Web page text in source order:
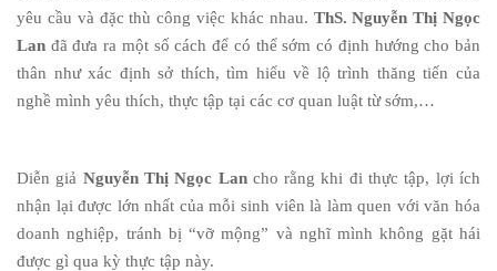
yêu cầu và đặc thù công việc khác nhau. ThS. Nguyễn Thị Ngọc
Lan đã đưa ra một số cách để có thể sớm có định hướng cho bản
thân như xác định sở thích, tìm hiểu về lộ trình thăng tiến của
nghề mình yêu thích, thực tập tại các cơ quan luật từ sớm,…
Diễn giả Nguyễn Thị Ngọc Lancho rằng khi đi thực tập, lợi ích
nhận lại được lớn nhất của mỗi sinh viên là làm quen với văn hóa
doanh nghiệp, tránh bị “vỡ mộng” và nghĩ mình không gặt hái
được gì qua kỳ thực tập này.